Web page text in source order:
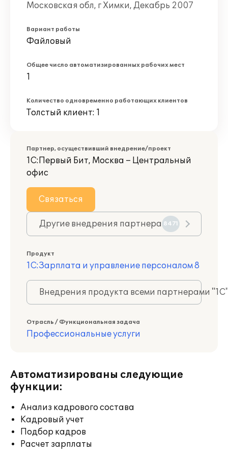
Московская обл, г Химки, Декабрь 2007
Вариант работы
Файловый
Общее число автоматизированных рабочих мест
1
Количество одновременно работающих клиентов
Толстый клиент: 1
Партнер, осуществивший внедрение/проект
1С:Первый Бит, Москва – Центральный
офис
Связаться
Другие внедрения партнера 8471
Продукт
1С:Зарплата и управление персоналом 8
Внедрения продукта всеми партнерами
Отрасль / Функциональная задача
Профессиональные услуги
Автоматизированы следующие
функции:
Анализ кадрового состава
Кадровый учет
Подбор кадров
Расчет зарплаты